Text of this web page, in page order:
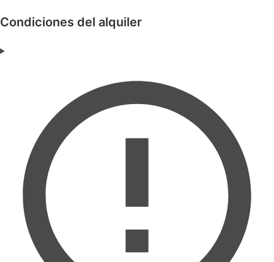
Condiciones del alquiler